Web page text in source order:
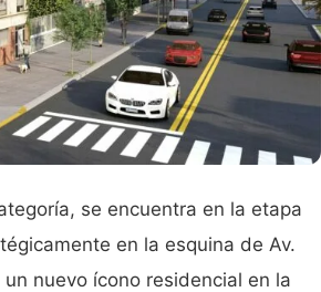
se encuentra en la etapa
en la esquina de Av.
nuevo ícono residencial en la